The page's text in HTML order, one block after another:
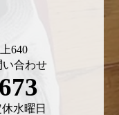
640
い合わせ
水曜日